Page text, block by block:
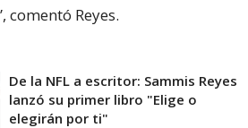
comentó Reyes.
De la NFL a escritor: Sammis Reyes
lanzó su primer libro "Elige o
elegirán por ti"